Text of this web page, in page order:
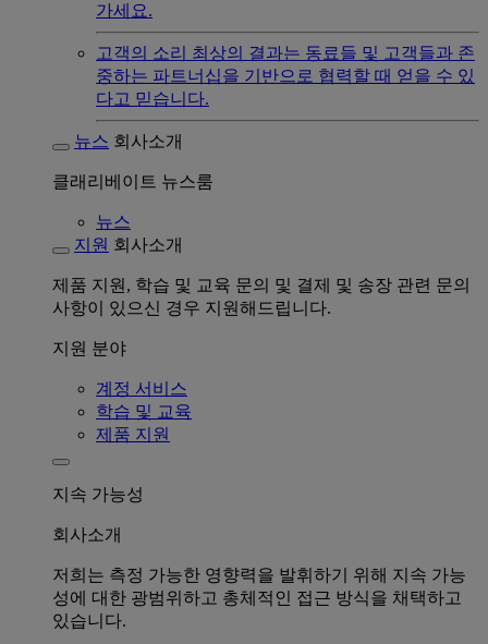
가세요.
고객의 소리 최상의 결과는 동료들 및 고객들과 존
중하는 파트너십을 기반으로 협력할 때 얻을 수 있
다고 믿습니다.
뉴스 회사소개
클래리베이트 뉴스룸
뉴스
지원 회사소개
제품 지원, 학습 및 교육 문의 및 결제 및 송장 관련 문의
사항이 있으신 경우 지원해드립니다.
지원 분야
계정 서비스
학습 및 교육
제품 지원
지속 가능성
회사소개
저희는 측정 가능한 영향력을 발휘하기 위해 지속 가능
성에 대한 광범위하고 총체적인 접근 방식을 채택하고
있습니다.